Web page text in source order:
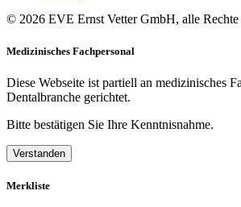
© 2026 EVE Ernst Vetter GmbH, alle Rechte
Medizinisches Fachpersonal
Diese Webseite ist partiell an medizinisches
Dentalbranche gerichtet.
Bitte bestätigen Sie Ihre Kenntnisnahme.
Verstanden
Merkliste